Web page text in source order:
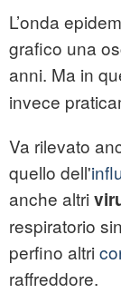
L’onda
grafico una
anni. Ma in
invece
Va rilevato
quello dell'
anche altri
respiratorio
perfino altri
raffreddore.